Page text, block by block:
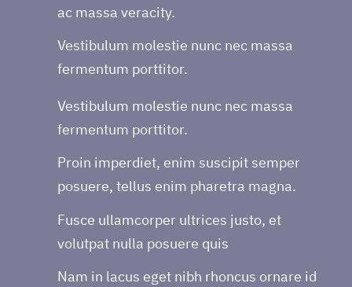
ac massa veracity.
Vestibulum molestie nunc nec massa
fermentum porttitor.
Vestibulum molestie nunc nec massa
fermentum porttitor.
Proin imperdiet, enim suscipit semper
posuere, tellus enim pharetra magna.
Fusce ullamcorper ultrices justo, et
volutpat nulla posuere quis
Nam in lacus eget nibh rhoncus ornare id